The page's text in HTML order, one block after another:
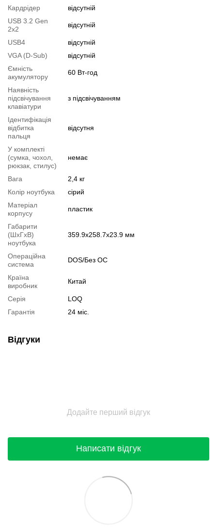
Кардрідер
відсутній
USB 3.2 Gen
2x2
відсутній
USB4
відсутній
VGA (D-Sub)
відсутній
Ємність
акумулятору
60 Вт-год
Наявність
підсвічування
клавіатури
з підсвічуванням
Ідентифікація
відбитка
пальця
відсутня
У комплекті
(сумка, чохол,
рюкзак, стилус)
немає
Вага
2,4 кг
Колір ноутбука
сірий
Матеріал
корпусу
пластик
Габарити
(ШхГхВ)
ноутбука
359.9х258.7х23.9 мм
Операційна
система
DOS/Без ОС
Країна
виробник
Китай
Серія
LOQ
Гарантія
24 міс.
Відгуки
Додайте перший відгук
Написати відгук